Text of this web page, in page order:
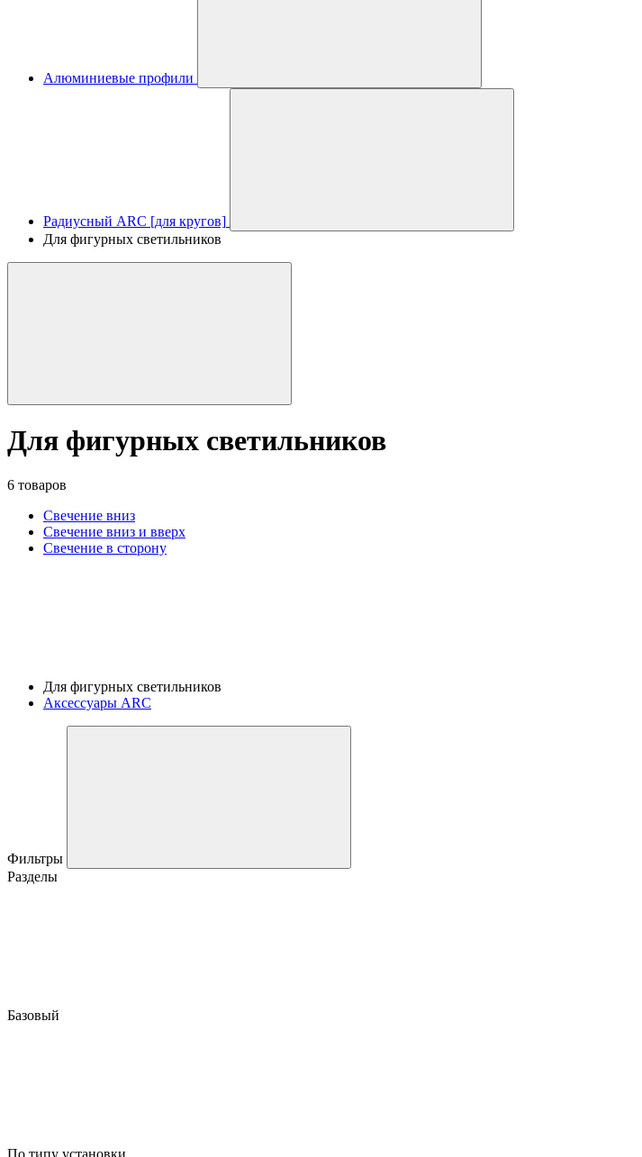
Алюминиевые профили
Радиусный ARC [для кругов]
Для фигурных светильников
Для фигурных светильников
6 товаров
Свечение вниз
Свечение вниз и вверх
Свечение в сторону
Для фигурных светильников
Аксессуары ARC
Фильтры
Разделы
Базовый
По типу установки